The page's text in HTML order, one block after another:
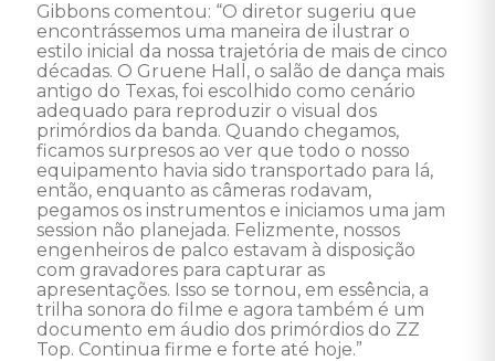
Gibbons comentou: “O diretor sugeriu que
encontrássemos uma maneira de ilustrar o
estilo inicial da nossa trajetória de mais de cinco
décadas. O Gruene Hall, o salão de dança mais
antigo do Texas, foi escolhido como cenário
adequado para reproduzir o visual dos
primórdios da banda. Quando chegamos,
ficamos surpresos ao ver que todo o nosso
equipamento havia sido transportado para lá,
então, enquanto as câmeras rodavam,
pegamos os instrumentos e iniciamos uma jam
session não planejada. Felizmente, nossos
engenheiros de palco estavam à disposição
com gravadores para capturar as
apresentações. Isso se tornou, em essência, a
trilha sonora do filme e agora também é um
documento em áudio dos primórdios do ZZ
Top. Continua firme e forte até hoje.”